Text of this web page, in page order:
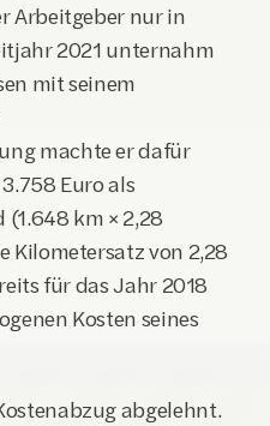
Arbeitgeber nur in
2021 unternahm
mit seinem
machte er dafür
Euro als
km × 2,28
Kilometersatz von 2,28
für das Jahr 2018
Kosten seines
abgelehnt.